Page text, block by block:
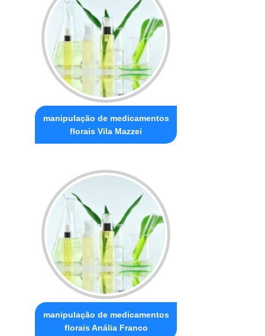
manipulação de medicamentos
florais Vila Mazzei
manipulação de medicamentos
florais Anália Franco